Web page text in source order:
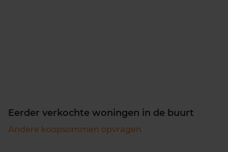
Eerder verkochte woningen in de buurt
Andere koopsommen opvragen